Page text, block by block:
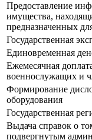
Предоставление
имущества,
предназначенных
Государственная
Единовременная
Ежемесячная
военнослужащих и
Формирование
оборудования
Государственная
Выдача справок о
подвергнутым